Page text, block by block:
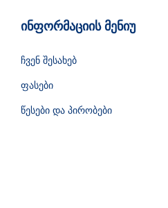
ინფორმაციის მენიუ
ჩვენ შესახებ
ფასები
წესები და პირობები